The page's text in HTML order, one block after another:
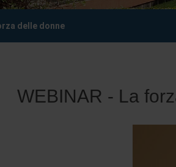
delle donne
WEBINAR - La